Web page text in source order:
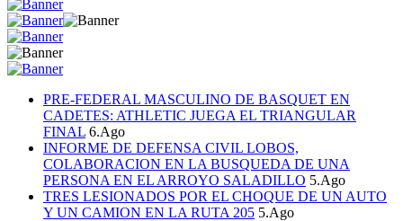
PRE-FEDERAL MASCULINO DE BASQUET EN
CADETES: ATHLETIC JUEGA EL TRIANGULAR
FINAL 6.Ago
INFORME DE DEFENSA CIVIL LOBOS,
COLABORACION EN LA BUSQUEDA DE UNA
PERSONA EN EL ARROYO SALADILLO 5.Ago
TRES LESIONADOS POR EL CHOQUE DE UN AUTO
Y UN CAMION EN LA RUTA 205 5.Ago